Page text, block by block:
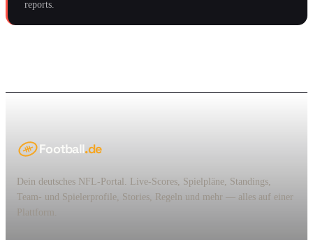
reports.
Football.de
Dein deutsches NFL-Portal. Live-Scores, Spielpläne, Standings,
Team- und Spielerprofile, Stories, Regeln und mehr — alles auf einer
Plattform.